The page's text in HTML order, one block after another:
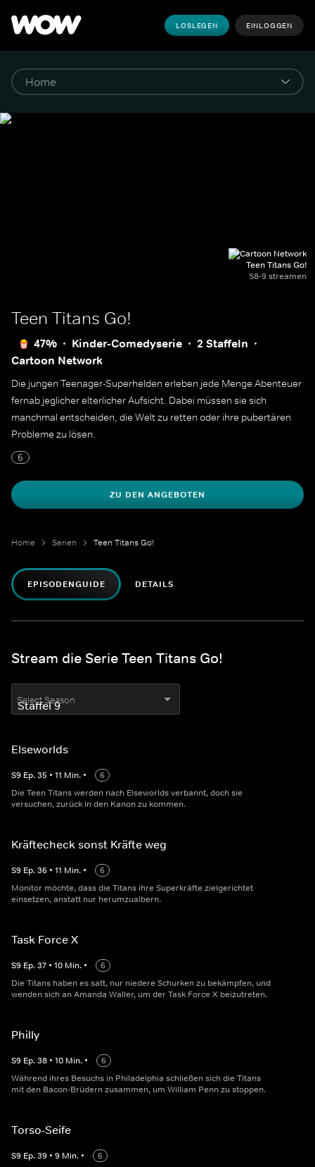
LOSLEGEN EINLOGGEN
Teen Titans Go!
S8-9 streamen
Teen Titans Go!
47% Kinder-Comedyserie
2 Staffeln
Cartoon Network
Die jungen Teenager-Superhelden erleben jede Menge Abenteuer
fernab jeglicher elterlicher Aufsicht. Dabei müssen sie sich
manchmal entscheiden, die Welt zu retten oder ihre pubertären
Probleme zu lösen.
6
ZU DEN ANGEBOTEN
Home Serien Teen Titans Go!
EPISODENGUIDE DETAILS
Stream die Serie Teen Titans Go!
Select Season
Elseworlds
S9 Ep.35 • 11 Min. •
6
Die Teen Titans werden nach Elseworlds verbannt, doch sie
versuchen, zurück in den Kanon zu kommen.
Kräftecheck sonst Kräfte weg
S9 Ep.36 • 11 Min. •
6
Monitor möchte, dass die Titans ihre Superkräfte zielgerichtet
einsetzen, anstatt nur herumzualbern.
Task Force X
S9 Ep.37 • 10 Min. •
6
Die Titans haben es satt, nur niedere Schurken zu bekämpfen, und
wenden sich an Amanda Waller, um der Task Force X beizutreten.
Philly
S9 Ep.38 • 10 Min. •
6
Während ihres Besuchs in Philadelphia schließen sich die Titans
mit den Bacon-Brüdern zusammen, um William Penn zu stoppen.
Torso-Seife
S9 Ep.39 • 9 Min. •
6